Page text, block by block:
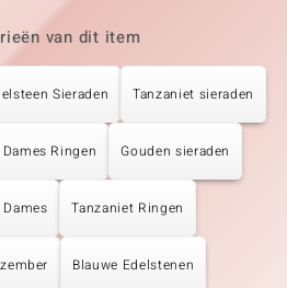
van dit item
Sieraden Tanzaniet sieraden
Dames Ringen Gouden sieraden
Tanzaniet Ringen
Blauwe Edelstenen